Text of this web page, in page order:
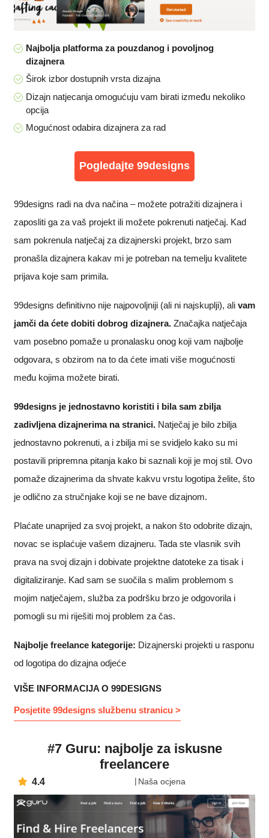
Najbolja platforma za pouzdanog i povoljnog
dizajnera
Širok izbor dostupnih vrsta dizajna
Dizajn natjecanja omogućuju vam birati između nekoliko
opcija
Mogućnost odabira dizajnera za rad
Pogledajte 99designs
99designs radi na dva načina – možete potražiti dizajnera i
zaposliti ga za vaš projekt ili možete pokrenuti natječaj. Kad
sam pokrenula natječaj za dizajnerski projekt, brzo sam
pronašla dizajnera kakav mi je potreban na temelju kvalitete
prijava koje sam primila.
99designs definitivno nije najpovoljniji (ali ni najskuplji), ali vam
jamči da ćete dobiti dobrog dizajnera. Značajka natječaja
vam posebno pomaže u pronalasku onog koji vam najbolje
odgovara, s obzirom na to da ćete imati više mogućnosti
među kojima možete birati.
99designs je jednostavno koristiti i bila sam zbilja
zadivljena dizajnerima na stranici. Natječaj je bilo zbilja
jednostavno pokrenuti, a i zbilja mi se svidjelo kako su mi
postavili pripremna pitanja kako bi saznali koji je moj stil. Ovo
pomaže dizajnerima da shvate kakvu vrstu logotipa želite, što
je odlično za stručnjake koji se ne bave dizajnom.
Plaćate unaprijed za svoj projekt, a nakon što odobrite dizajn,
novac se isplaćuje vašem dizajneru. Tada ste vlasnik svih
prava na svoj dizajn i dobivate projektne datoteke za tisak i
digitaliziranje. Kad sam se suočila s malim problemom s
mojim natječajem, služba za podršku brzo je odgovorila i
pomogli su mi riješiti moj problem za čas.
Najbolje freelance kategorije: Dizajnerski projekti u rasponu
od logotipa do dizajna odjeće
VIŠE INFORMACIJA O 99DESIGNS
Posjetite 99designs službenu stranicu >
#7 Guru: najbolje za iskusne
freelancere
4.4 Naša ocjena